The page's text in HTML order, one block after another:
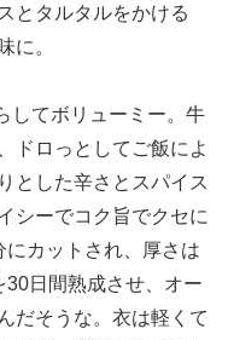
とタルタルをかける
に。
してボリューミー。牛
ドロっとしてご飯によ
とした辛さとスパイス
シーでコク旨でクセに
カットされ、厚さは
日間熟成させ、オー
だそうな。衣は軽くて